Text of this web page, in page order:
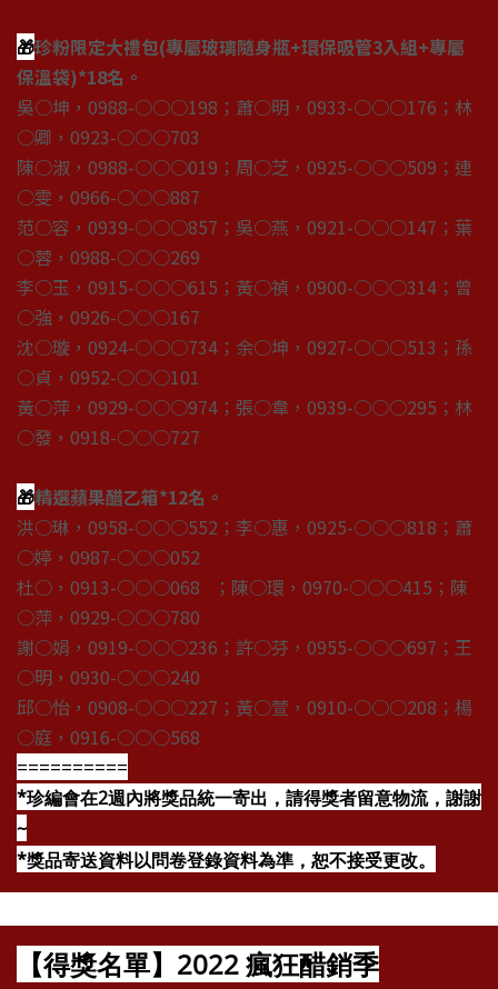
🎁珍粉限定大禮包(專屬玻璃隨身瓶+環保吸管3入組+專屬
保溫袋)*18名。
吳○坤，0988-○○○198；蕭○明，0933-○○○176；林
○卿，0923-○○○703
陳○淑，0988-○○○019；周○芝，0925-○○○509；連
○雯，0966-○○○887
范○容，0939-○○○857；吳○燕，0921-○○○147；葉
○蓉，0988-○○○269
李○玉，0915-○○○615；黃○禎，0900-○○○314；曾
○強，0926-○○○167
沈○璇，0924-○○○734；余○坤，0927-○○○513；孫
○貞，0952-○○○101
黃○萍，0929-○○○974；張○韋，0939-○○○295；林
○發，0918-○○○727
🎁精選蘋果醋乙箱*12名。
洪○琳，0958-○○○552；李○惠，0925-○○○818；蕭
○婷，0987-○○○052
杜○，0913-○○○068 ；陳○環，0970-○○○415；陳
○萍，0929-○○○780
謝○娟，0919-○○○236；許○芬，0955-○○○697；王
○明，0930-○○○240
邱○怡，0908-○○○227；黃○萱，0910-○○○208；楊
○庭，0916-○○○568
==========
*珍編會在2週內將獎品統一寄出，請得獎者留意物流，謝謝
~
*獎品寄送資料以問卷登錄資料為準，恕不接受更改。
【得獎名單】2022 瘋狂醋銷季